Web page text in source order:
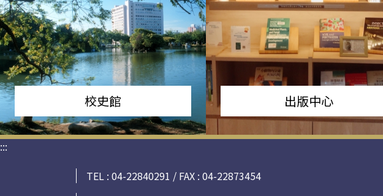
校史館 出版中心
:::
TEL : 04-22840291 / FAX : 04-22873454